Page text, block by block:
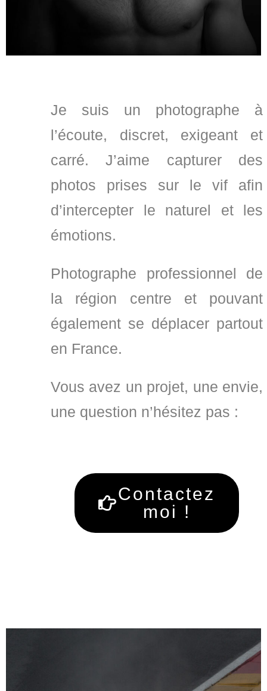
Je suis un photographe à
l’écoute, discret, exigeant et
carré. J’aime capturer des
photos prises sur le vif afin
d’intercepter le naturel et les
émotions.
Photographe professionnel de
la région centre et pouvant
également se déplacer partout
en France.
Vous avez un projet, une envie,
une question n’hésitez pas :
Contactez
moi !